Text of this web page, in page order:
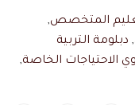
المتخصص,
, دبلومة التربية
الاحتياجات الخاصة,